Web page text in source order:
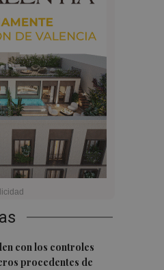
con los controles
procedentes de